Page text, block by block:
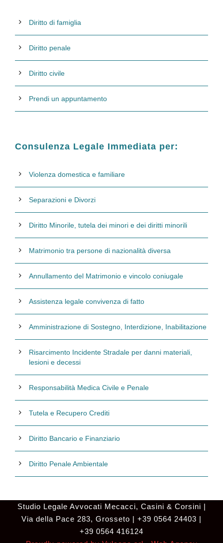
Diritto di famiglia
Diritto penale
Diritto civile
Prendi un appuntamento
Consulenza Legale Immediata per:
Violenza domestica e familiare
Separazioni e Divorzi
Diritto Minorile, tutela dei minori e dei diritti minorili
Matrimonio tra persone di nazionalità diversa
Annullamento del Matrimonio e vincolo coniugale
Assistenza legale convivenza di fatto
Amministrazione di Sostegno, Interdizione, Inabilitazione
Risarcimento Incidente Stradale per danni materiali,
lesioni e decessi
Responsabilità Medica Civile e Penale
Tutela e Recupero Crediti
Diritto Bancario e Finanziario
Diritto Penale Ambientale
Studio Legale Avvocati Mecacci, Casini & Corsini |
Via della Pace 283, Grosseto | +39 0564 24403 |
+39 0564 416124